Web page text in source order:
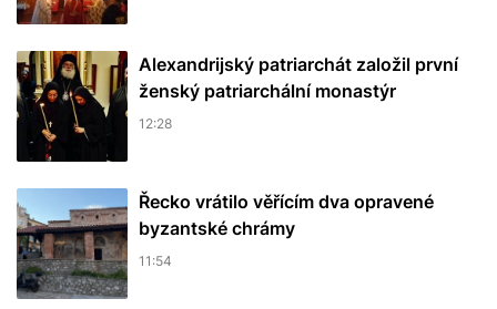
Alexandrijský patriarchát založil první
ženský patriarchální monastýr
12:28
Řecko vrátilo věřícím dva opravené
byzantské chrámy
11:54